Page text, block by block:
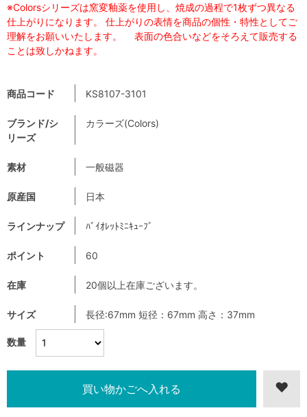
数量
商品コード KS8107-3101
ブランド/シ
リーズ
カラーズ(Colors)
素材 一般磁器
原産国 日本
ラインナップ ﾊﾞｲｵﾚｯﾄﾐﾆｷｭｰﾌﾞ
ポイント 60
在庫 20個以上在庫ございます。
サイズ 長径:67mm 短径：67mm 高さ：37mm
※Colorsシリーズは窯変釉薬を使用し、焼成の過程で1枚ずつ異なる
仕上がりになります。 仕上がりの表情を商品の個性・特性としてご
理解をお願いいたします。 表面の色合いなどをそろえて販売する
ことは致しかねます。